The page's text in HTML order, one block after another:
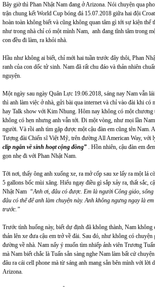
Bây giờ thì Phan Nhật Nam đang ở Arizona. Nói chuyện qua
trận chung kết World Cup bóng đá 15.07.2018 giữa hai đội
hoàn toàn không biết và cũng không quan tâm gì tới sự kiện thể
như trong nhà chỉ có một mình Nam, anh đang tĩnh tâm trong
con đều đi làm, ra khỏi nhà.
Hầu như không ai biết, chỉ mới hai tuần trước đây thôi, Phan
ranh của con dốc tử sinh. Nam đã rất chu đáo và thản nhiên
nguyện.
Một ngày sau ngày Quân Lực 19.06.2018, sáng nay Nam vẫn
thì anh làm việc ở nhà, gửi bài qua internet và chỉ vào đài khi có
hay Talk show với Kim Nhung. Hôm nay không có một
không có hẹn nhưng anh vẫn tới. Đi một vòng, như mọi lần
người. Và rồi anh tìm gặp được một cậu đàn em cũng tên Nam.
Tượng đài Chiến sĩ Việt Mỹ, trên đường All American Way, với
clip ngắn về sinh hoạt cộng đồng” . Hồn nhiên, cậu đàn em
gọn nhẹ đi với Phan Nhật Nam.
Tới nơi, thấy ông anh xuống xe, ra mở cốp sau xe lấy ra một lá
5 gallons bốc mùi xăng. Hiểu ngay điều gì sắp xảy ra, thất sắc,
Nhật Nam “Anh ơi, đâu có được. Em là người Công giáo, sống
đâu có thể để anh làm chuyện này. Anh không ngưng ngay là
trước.”
Trước tình huống này, biết dự định đã không thành, Nam
thản lên xe đưa cậu em trở về đài. Sau đó, như không có
đường về nhà. Nam nẩy ý muốn tìm nhiếp ảnh viên Trương
mà Nam biết chắc là Tuấn sẵn sàng nghe Nam làm bất cứ
đâu ra cái cell phone mà từ sáng anh mang sẵn bên mình với lời
Arizona.